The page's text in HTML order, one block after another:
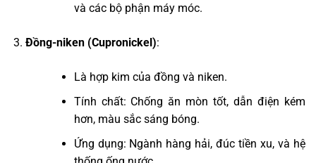
và các bộ phận máy móc.
Đồng-niken (Cupronickel):
Là hợp kim của đồng và niken.
Tính chất: Chống ăn mòn tốt, dẫn điện kém
hơn, màu sắc sáng bóng.
Ứng dụng: Ngành hàng hải, đúc tiền xu, và hệ